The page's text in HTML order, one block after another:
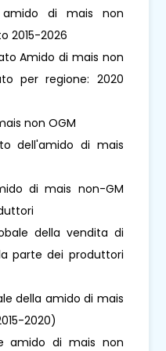
amido di mais non
2015-2026
Amido di mais non
per regione: 2020
non OGM
dell'amido di mais
di mais non-GM
della vendita di
parte dei produttori
della amido di mais
2020)
amido di mais non